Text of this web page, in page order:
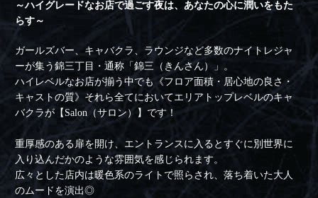
～ハイグレードなお店で過ごす夜は、あなたの心に潤いをもた
らす～
ガールズバー、キャバクラ、ラウンジなど多数のナイトレジャ
ーが集う錦三丁目・通称「錦三（きんさん）」。
ハイレベルなお店が揃う中でも《フロア面積・居心地の良さ・
キャストの質》それら全てにおいてエリアトップレベルのキャ
バクラが【Salon（サロン）】です！
重厚感のある扉を開け、エントランスに入るとすぐに別世界に
入り込んだかのような雰囲気を感じられます。
広々とした店内は暖色系のライトで照らされ、落ち着いた大人
のムードを演出◎